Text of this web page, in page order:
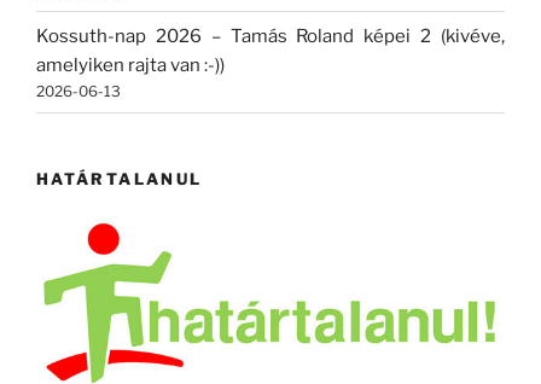
Kossuth-nap 2026 – Tamás Roland képei 2 (kivéve,
amelyiken rajta van :-))
2026-06-13
HATÁRTALANUL